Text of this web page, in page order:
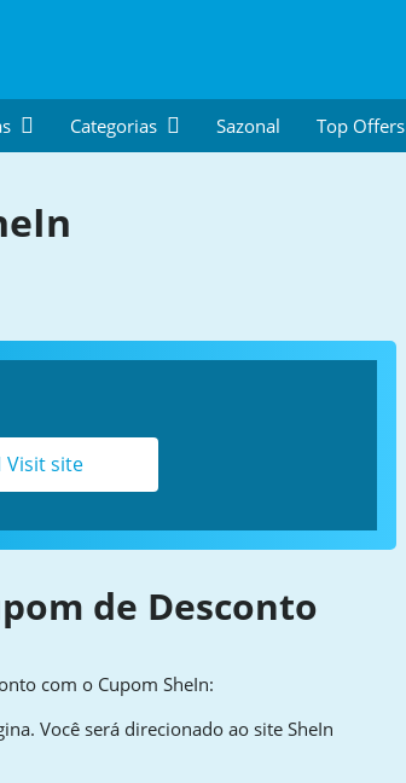
Categorias Sazonal Top Offers
Visit site
de Desconto
com o Cupom SheIn:
Você será direcionado ao site SheIn